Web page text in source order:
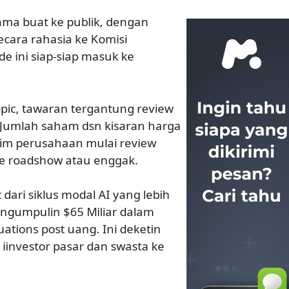
buat ke publik, dengan
rahasia ke Komisi
ini siap-siap masuk ke
tawaran tergantung review
saham dsn kisaran harga
perusahaan mulai review
roadshow atau enggak.
siklus modal AI yang lebih
$65 Miliar dalam
post uang. Ini deketin
pasar dan swasta ke